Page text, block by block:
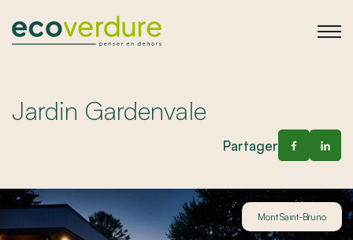
Jardin Gardenvale
Partager
Mont Saint-Bruno